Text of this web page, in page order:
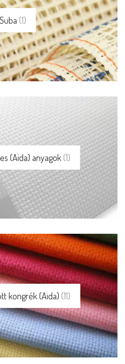
Suba (1)
(Aida) anyagok (1)
kongrék (Aida) (11)